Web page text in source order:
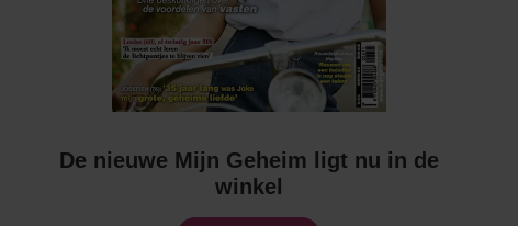
De nieuwe Mijn Geheim ligt nu in de
winkel